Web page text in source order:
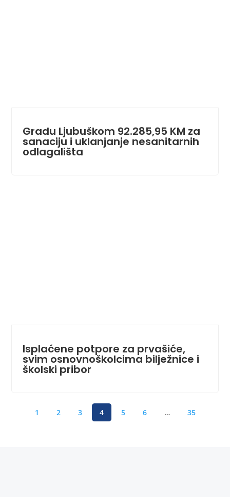
Gradu Ljubuškom 92.285,95 KM za
sanaciju i uklanjanje nesanitarnih
odlagališta
Isplaćene potpore za prvašiće,
svim osnovnoškolcima bilježnice i
školski pribor
1 2 3 4 5 6 … 35